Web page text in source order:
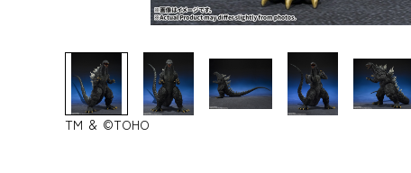
TM ＆ ©TOHO